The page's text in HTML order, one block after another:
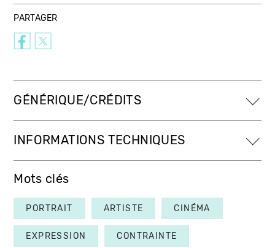
PARTAGER
GÉNÉRIQUE/CRÉDITS
INFORMATIONS TECHNIQUES
Mots clés
PORTRAIT ARTISTE CINÉMA
EXPRESSION CONTRAINTE